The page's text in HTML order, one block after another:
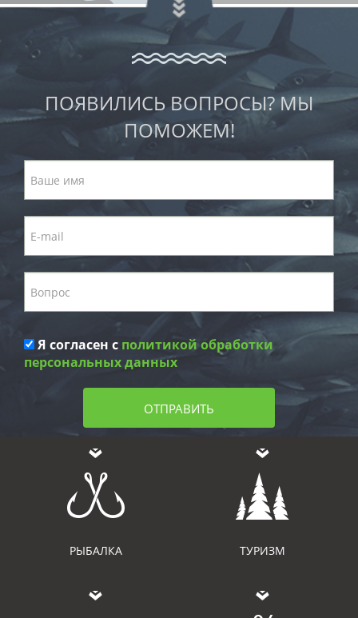
ПОЯВИЛИСЬ ВОПРОСЫ? МЫ
ПОМОЖЕМ!
Я согласен с политикой обработки
персональных данных
ОТПРАВИТЬ
РЫБАЛКА ТУРИЗМ